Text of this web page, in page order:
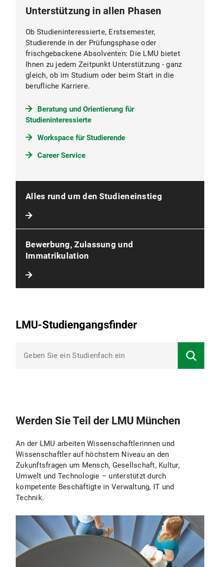
Unterstützung in allen Phasen
Ob Studieninteressierte, Erstsemester,
Studierende in der Prüfungsphase oder
frischgebackene Absolventen: Die LMU bietet
Ihnen zu jedem Zeitpunkt Unterstützung - ganz
gleich, ob im Studium oder beim Start in die
berufliche Karriere.
Beratung und Orientierung für
Studieninteressierte
Workspace für Studierende
Career Service
Alles rund um den Studieneinstieg
Bewerbung, Zulassung und
Immatrikulation
LMU-Studiengangsfinder
Werden Sie Teil der LMU München
An der LMU arbeiten Wissenschaftlerinnen und
Wissenschaftler auf höchstem Niveau an den
Zukunftsfragen um Mensch, Gesellschaft, Kultur,
Umwelt und Technologie – unterstützt durch
kompetente Beschäftigte in Verwaltung, IT und
Technik.